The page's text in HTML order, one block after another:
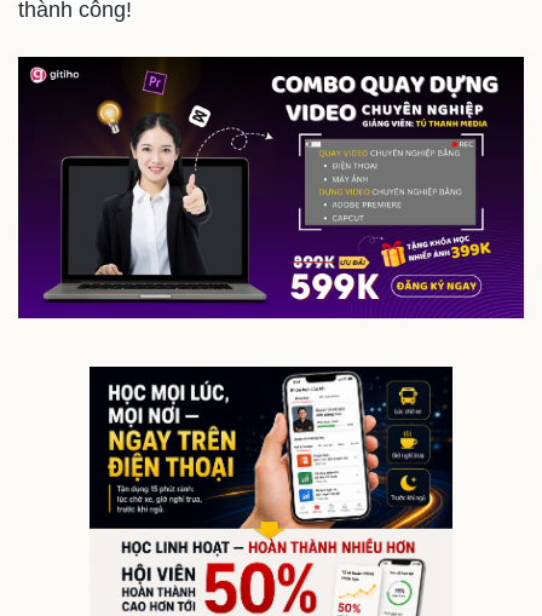
thành công!